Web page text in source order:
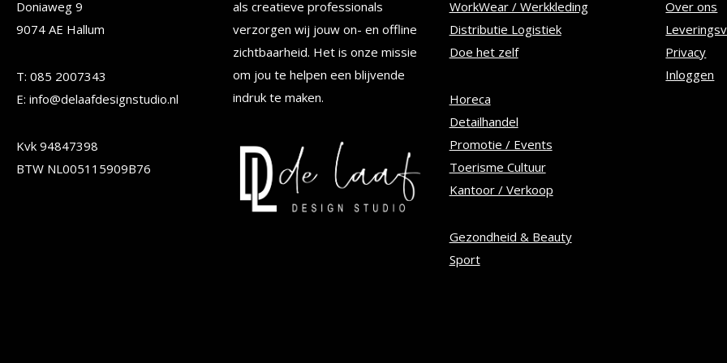
worden
op
productpagina
gekozen
worden
op
productpagina
kan
Doniaweg 9
9074 AE Hallum
T: 085 2007343
E: info@delaafdesignstudio.nl
Kvk 94847398
BTW NL005115909B76
als creatieve professionals
verzorgen wij jouw on- en offline
zichtbaarheid. Het is onze missie
om jou te helpen een blijvende
indruk te maken.
WorkWear / Werkkleding
Distributie Logistiek
Doe het zelf
Horeca
Detailhandel
Promotie / Events
Toerisme Cultuur
Kantoor / Verkoop
Gezondheid & Beauty
Sport
Over ons
Privacy
Inloggen